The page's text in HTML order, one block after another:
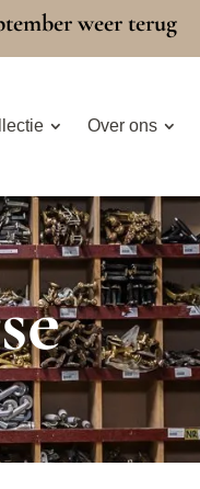
weer terug
Over ons